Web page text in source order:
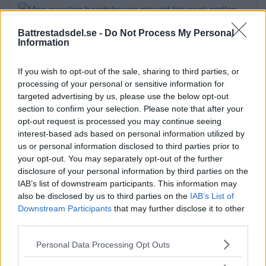
Battrestadsdel.se - Do Not Process My Personal
Information
If you wish to opt-out of the sale, sharing to third parties, or
processing of your personal or sensitive information for
targeted advertising by us, please use the below opt-out
section to confirm your selection. Please note that after your
opt-out request is processed you may continue seeing
interest-based ads based on personal information utilized by
us or personal information disclosed to third parties prior to
your opt-out. You may separately opt-out of the further
disclosure of your personal information by third parties on the
IAB’s list of downstream participants. This information may
also be disclosed by us to third parties on the IAB’s List of
Downstream Participants that may further disclose it to other
Please note that this website/app uses one or more Google
Personal Data Processing Opt Outs
den digitala vardagen i södra
Stockholm
EXTERN PARTNER. Södra Stockholm är en
del av […]
Publicerad 05:03, 4 augusti 2026
Sommartorget i Älvsjö
öppnar: Familjärt